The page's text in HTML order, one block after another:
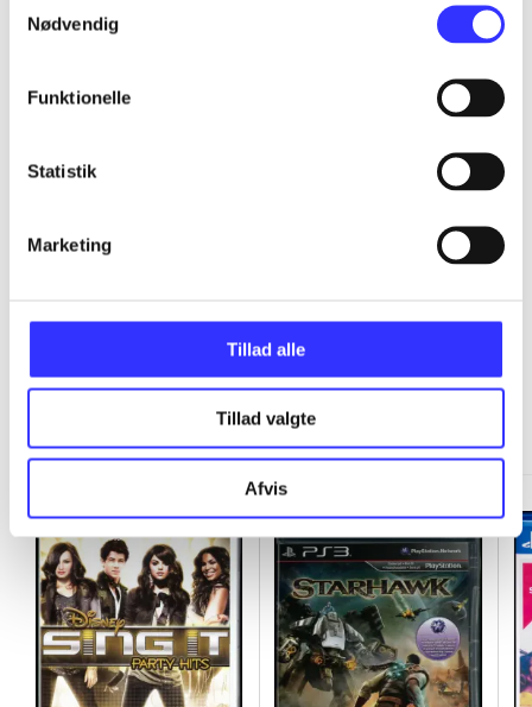
Nødvendig
Funktionelle
Statistik
Marketing
Tillad alle
Tillad valgte
Afvis
...
...